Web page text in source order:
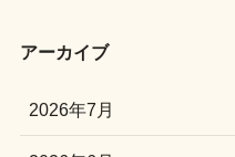
アーカイブ
2026年7月